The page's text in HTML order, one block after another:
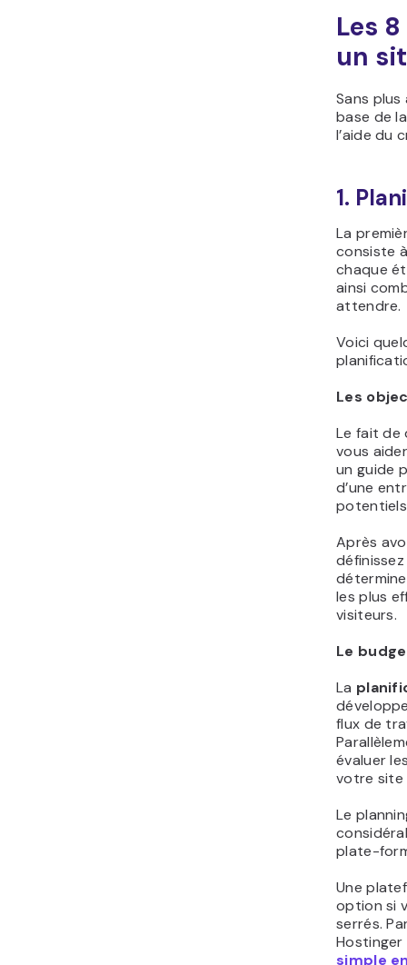
Les
un
Sans
base de
l’aide du
1.
La
consiste
chaque
ainsi
attendre.
Voici
Les
Le fait de
vous
un guide
d’une
Après
les plus
visiteurs.
Le
La
flux de
évaluer
votre site
Le
plate-
Une
option si
serrés.
simple